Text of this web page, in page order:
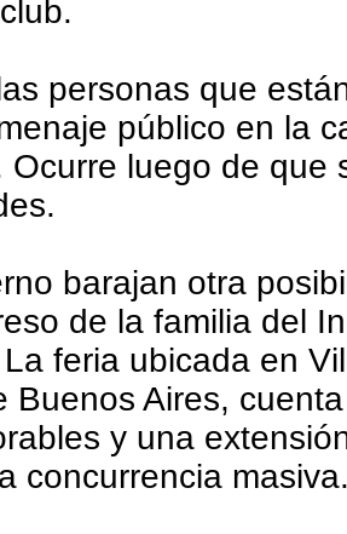
personas que
público en la
Ocurre luego de que
barajan otra
de la familia del
feria ubicada en
Buenos Aires,
y una
concurrencia